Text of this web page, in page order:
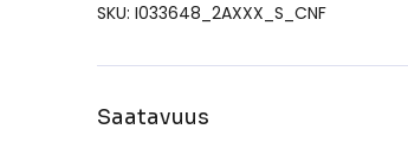
SKU: I033648_2AXXX_S_CNF
Saatavuus